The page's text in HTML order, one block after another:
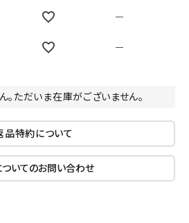
—
—
。ただいま在庫がございません。
品特約について
いてのお問い合わせ